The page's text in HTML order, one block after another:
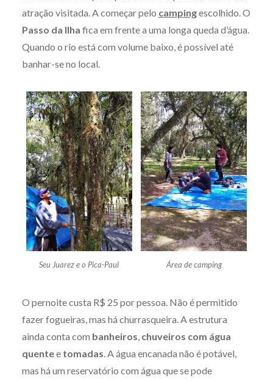
atração visitada. A começar pelo campingescolhido. O
Passo da Ilha fica em frente a uma longa queda d’água.
Quando o rio está com volume baixo, é possível até
banhar-se no local.
Seu Juarez e o Pica-Paul Área de camping
O pernoite custa R$ 25 por pessoa. Não é permitido
fazer fogueiras, mas há churrasqueira. A estrutura
ainda conta com banheiros, chuveiros com água
quentee tomadas. A água encanada não é potável,
mas há um reservatório com água que se pode